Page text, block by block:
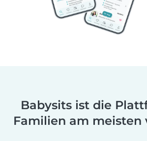
Babysits ist die
Familien am meisten